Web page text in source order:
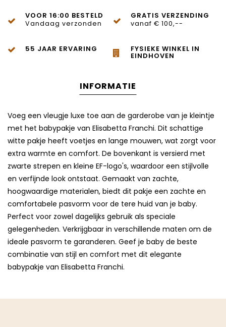
VOOR 16:00 BESTELD
Vandaag verzonden
GRATIS VERZENDING
vanaf € 100,--
55 JAAR ERVARING FYSIEKE WINKEL IN
EINDHOVEN
INFORMATIE
Voeg een vleugje luxe toe aan de garderobe van je kleintje
met het babypakje van Elisabetta Franchi. Dit schattige
witte pakje heeft voetjes en lange mouwen, wat zorgt voor
extra warmte en comfort. De bovenkant is versierd met
zwarte strepen en kleine EF-logo's, waardoor een stijlvolle
en verfijnde look ontstaat. Gemaakt van zachte,
hoogwaardige materialen, biedt dit pakje een zachte en
comfortabele pasvorm voor de tere huid van je baby.
Perfect voor zowel dagelijks gebruik als speciale
gelegenheden. Verkrijgbaar in verschillende maten om de
ideale pasvorm te garanderen. Geef je baby de beste
combinatie van stijl en comfort met dit elegante
babypakje van Elisabetta Franchi.